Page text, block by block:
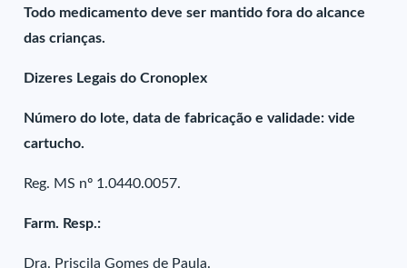
Todo medicamento deve ser mantido fora do alcance
das crianças.
Dizeres Legais do Cronoplex
Número do lote, data de fabricação e validade: vide
cartucho.
Reg. MS nº 1.0440.0057.
Farm. Resp.:
Dra. Priscila Gomes de Paula.